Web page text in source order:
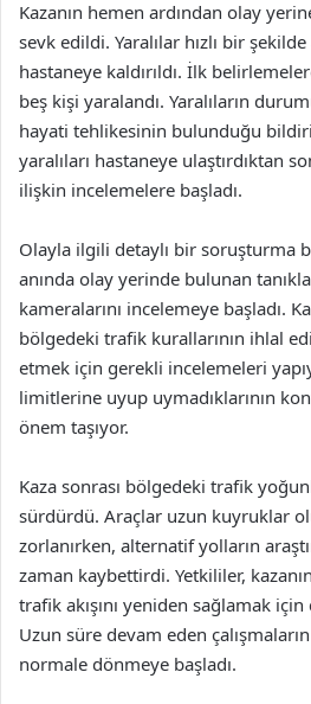
Kazanın hemen ardından olay
sevk edildi. Yaralılar hızlı bir
hastaneye kaldırıldı. İlk
beş kişi yaralandı. Yaralıların
hayati tehlikesinin bulunduğu
yaralıları hastaneye ulaştırdıktan
ilişkin incelemelere başladı.
Olayla ilgili detaylı bir soruşturma
anında olay yerinde bulunan
kameralarını incelemeye başladı.
bölgedeki trafik kurallarının ihlal
etmek için gerekli incelemeleri
limitlerine uyup uymadıklarının
önem taşıyor.
Kaza sonrası bölgedeki trafik
sürdürdü. Araçlar uzun kuyruklar
zorlanırken, alternatif yolların
zaman kaybettirdi. Yetkililer,
trafik akışını yeniden sağlamak için
Uzun süre devam eden
normale dönmeye başladı.